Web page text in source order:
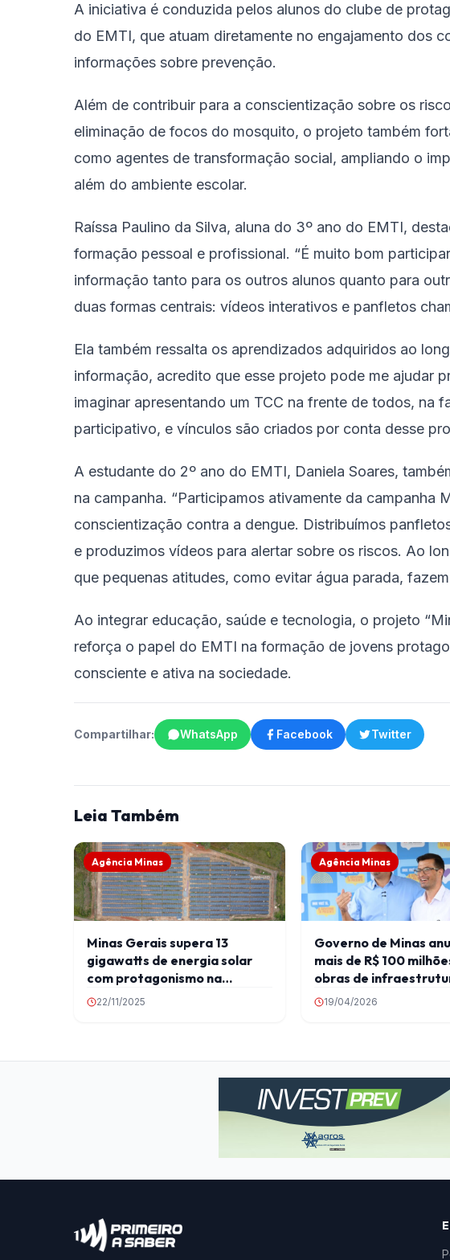
A iniciativa é conduzida pelos alunos do clube de
do EMTI, que atuam diretamente no engajamento dos
informações sobre prevenção.
Além de contribuir para a conscientização sobre os
eliminação de focos do mosquito, o projeto também
como agentes de transformação social, ampliando o
além do ambiente escolar.
Raíssa Paulino da Silva, aluna do 3º ano do EMTI,
formação pessoal e profissional. “É muito bom
informação tanto para os outros alunos quanto para
duas formas centrais: vídeos interativos e panfletos
Ela também ressalta os aprendizados adquiridos ao
informação, acredito que esse projeto pode me ajudar
imaginar apresentando um TCC na frente de todos, na
participativo, e vínculos são criados por conta desse
A estudante do 2º ano do EMTI, Daniela Soares,
na campanha. “Participamos ativamente da campanha
conscientização contra a dengue. Distribuímos
e produzimos vídeos para alertar sobre os riscos. Ao
que pequenas atitudes, como evitar água parada,
Ao integrar educação, saúde e tecnologia, o projeto
reforça o papel do EMTI na formação de jovens
consciente e ativa na sociedade.
Compartilhar: WhatsApp Facebook Twitter
Leia Também
Agência Minas
Minas Gerais supera 13
gigawatts de energia solar
com protagonismo na
transição energética
22/11/2025
Agência Minas
Governo de Minas
mais de R$ 100
obras de
região Central do
19/04/2026